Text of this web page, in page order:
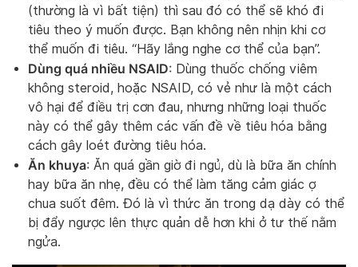
(thường là vì bất tiện) thì sau đó có thể sẽ khó đi
tiêu theo ý muốn được. Bạn không nên nhịn khi cơ
thể muốn đi tiêu. “Hãy lắng nghe cơ thể của bạn”.
Dùng quá nhiều NSAID: Dùng thuốc chống viêm
không steroid, hoặc NSAID, có vẻ như là một cách
vô hại để điều trị cơn đau, nhưng những loại thuốc
này có thể gây thêm các vấn đề về tiêu hóa bằng
cách gây loét đường tiêu hóa.
Ăn khuya: Ăn quá gần giờ đi ngủ, dù là bữa ăn chính
hay bữa ăn nhẹ, đều có thể làm tăng cảm giác ợ
chua suốt đêm. Đó là vì thức ăn trong dạ dày có thể
bị đẩy ngược lên thực quản dễ hơn khi ở tư thế nằm
ngửa.